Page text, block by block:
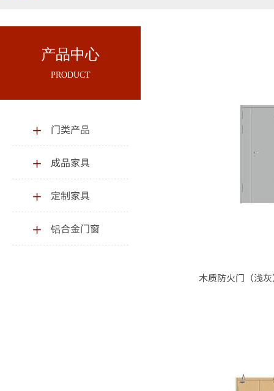
木质防火门（浅
产品中心
PRODUCT
门类产品
成品家具
定制家具
铝合金门窗